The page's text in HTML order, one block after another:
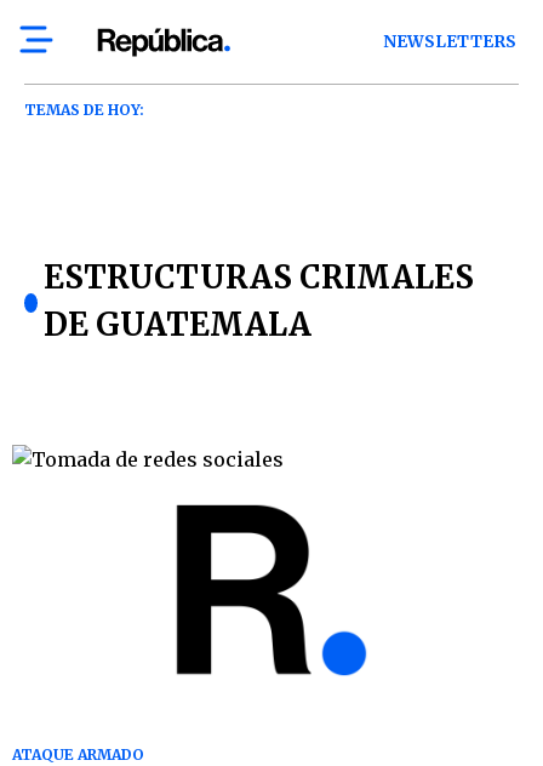
NEWSLETTERS
TEMAS DE HOY:
ESTRUCTURAS CRIMALES
DE GUATEMALA
ATAQUE ARMADO